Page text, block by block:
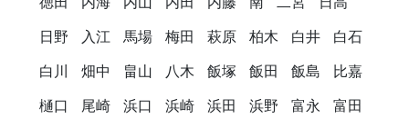
日野
入江 馬場 梅田 萩原 柏木 白井
白石
白川
畑中 畠山 八木 飯塚 飯田 飯島
比嘉
樋口
尾崎 浜口 浜崎 浜田 浜野 富永
富田